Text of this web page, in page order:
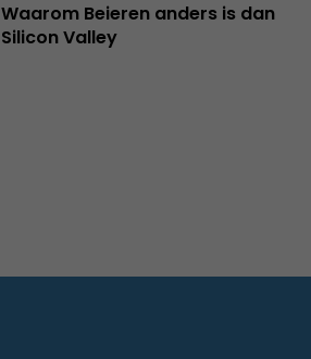
Waarom Beieren anders is dan
Silicon Valley